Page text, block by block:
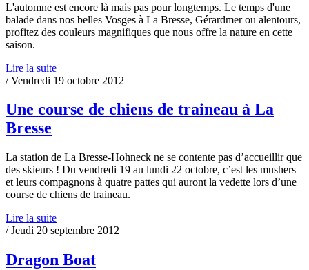
L'automne est encore là mais pas pour longtemps. Le temps d'une
balade dans nos belles Vosges à La Bresse, Gérardmer ou alentours,
profitez des couleurs magnifiques que nous offre la nature en cette
saison.
Lire la suite
/ Vendredi 19 octobre 2012
Une course de chiens de traineau à La
Bresse
La station de La Bresse-Hohneck ne se contente pas d’accueillir que
des skieurs ! Du vendredi 19 au lundi 22 octobre, c’est les mushers
et leurs compagnons à quatre pattes qui auront la vedette lors d’une
course de chiens de traineau.
Lire la suite
/ Jeudi 20 septembre 2012
Dragon Boat